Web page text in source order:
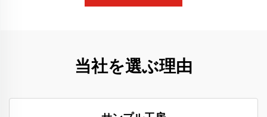
当社を選ぶ理由